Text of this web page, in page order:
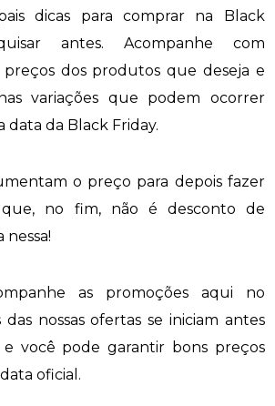
dicas para comprar na Black
antes. Acompanhe com
preços dos produtos que deseja e
variações que podem ocorrer
data da Black Friday.
o preço para depois fazer
que, no fim, não é desconto de
nessa!
as promoções aqui no
das nossas ofertas se iniciam antes
e você pode garantir bons preços
oficial.